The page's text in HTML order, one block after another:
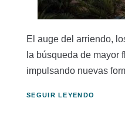
El auge del arriendo,
la búsqueda de mayor
impulsando nuevas
SEGUIR LEYENDO